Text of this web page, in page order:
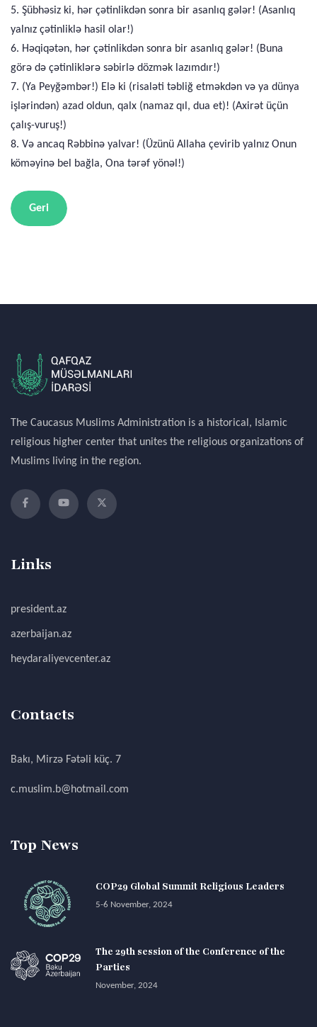
5. Şübhəsiz ki, hər çətinlikdən sonra bir asanlıq gələr! (Asanlıq
yalnız çətinliklə hasil olar!)
6. Həqiqətən, hər çətinlikdən sonra bir asanlıq gələr! (Buna
görə də çətinliklərə səbirlə dözmək lazımdır!)
7. (Ya Peyğəmbər!) Elə ki (risaləti təbliğ etməkdən və ya dünya
işlərindən) azad oldun, qalx (namaz qıl, dua et)! (Axirət üçün
çalış-vuruş!)
8. Və ancaq Rəbbinə yalvar! (Üzünü Allaha çevirib yalnız Onun
köməyinə bel bağla, Ona tərəf yönəl!)
Geri
The Caucasus Muslims Administration is a historical, Islamic
religious higher center that unites the religious organizations of
Muslims living in the region.
Links
president.az
azerbaijan.az
heydaraliyevcenter.az
Contacts
Bakı, Mirzə Fətəli küç. 7
c.muslim.b@hotmail.com
Top News
COP29 Global Summit Religious Leaders
5-6 November, 2024
The 29th session of the Conference of the
Parties
November, 2024